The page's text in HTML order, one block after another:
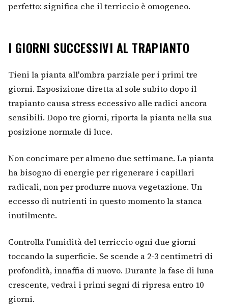
perfetto: significa che il terriccio è omogeneo.
I GIORNI SUCCESSIVI AL TRAPIANTO
Tieni la pianta all'ombra parziale per i primi tre
giorni. Esposizione diretta al sole subito dopo il
trapianto causa stress eccessivo alle radici ancora
sensibili. Dopo tre giorni, riporta la pianta nella sua
posizione normale di luce.
Non concimare per almeno due settimane. La pianta
ha bisogno di energie per rigenerare i capillari
radicali, non per produrre nuova vegetazione. Un
eccesso di nutrienti in questo momento la stanca
inutilmente.
Controlla l'umidità del terriccio ogni due giorni
toccando la superficie. Se scende a 2-3 centimetri di
profondità, innaffia di nuovo. Durante la fase di luna
crescente, vedrai i primi segni di ripresa entro 10
giorni.